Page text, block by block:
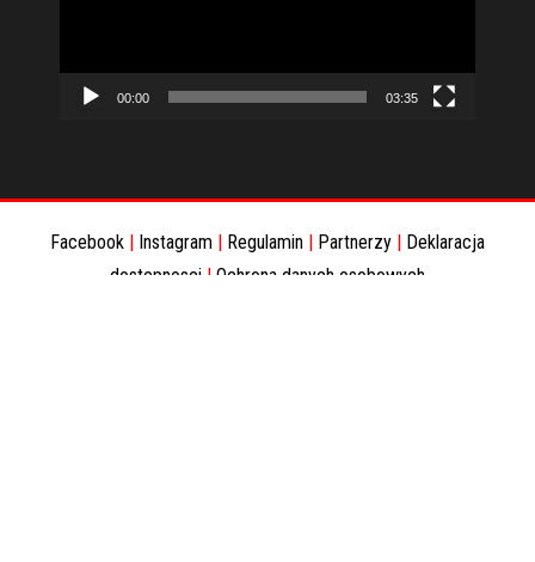
00:00 03:35
Facebook | Instagram | Regulamin | Partnerzy | Deklaracja
dostepnosci | Ochrona danych osobowych